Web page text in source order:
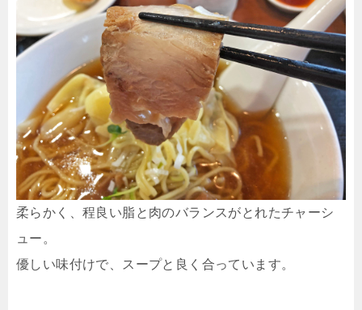
柔らかく、程良い脂と肉のバランスがとれたチャーシ
ュー。
優しい味付けで、スープと良く合っています。